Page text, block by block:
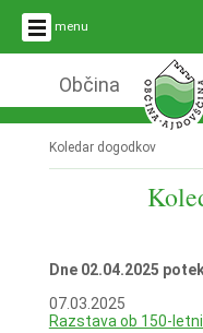
menu
Občina
Koledar dogodkov
Dne 02.04.2025
07.03.2025
Razstava ob 150-